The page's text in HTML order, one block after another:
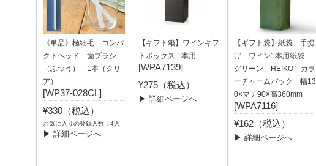
《単品》極細毛 コンパ
クトヘッド 歯ブラシ
（ふつう） 1本（クリ
ア）
[WP37-028CL]
¥330（税込）
お気に入りの登録人数：4人
▶ 詳細ページへ
【ギフト箱】ワインギフ
トボックス 1本用
[WPA7139]
¥275（税込）
▶ 詳細ページへ
【ギフト袋】紙袋 手提
げ ワイン1本用紙袋
グリーン HEIKO カラ
ーチャームバック 幅13
0×マチ90×高360mm
[WPA7116]
¥162（税込）
▶ 詳細ページへ